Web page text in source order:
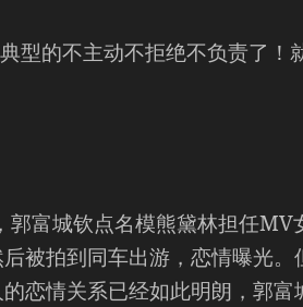
型的不主动不拒绝不负责了！
郭富城钦点名模熊黛林担任MV
被拍到同车出游，恋情曝光。
恋情关系已经如此明朗，郭富